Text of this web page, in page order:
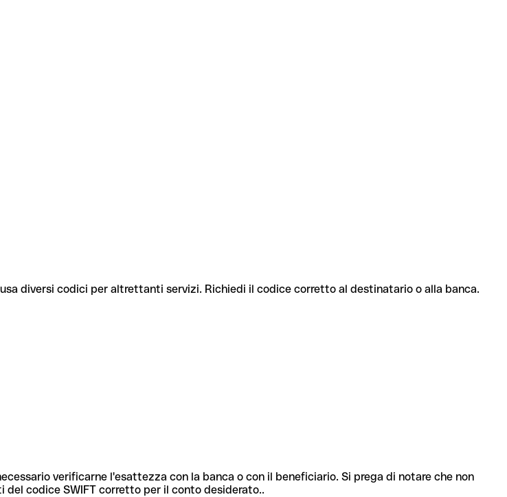
diversi codici per altrettanti servizi. Richiedi il codice corretto al destinatario o alla banca.
verificarne l'esattezza con la banca o con il beneficiario. Si prega di notare che non
codice SWIFT corretto per il conto desiderato..